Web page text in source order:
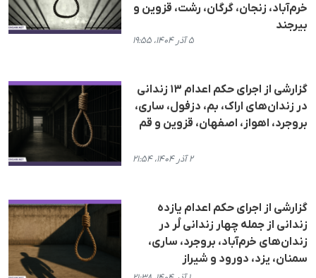
خرم‌آباد، زنجان، گرگان، رشت، قزوین و
بیرجند
۵ آذر ۱۴۰۴، ۱۹:۵۵
گزارشی از اجرای حکم اعدام ۱۳ زندانی
در زندان‌های اراک، بم، دزفول، ساری،
بروجرد، اهواز، اصفهان، قزوین و قم
۲ آذر ۱۴۰۴، ۲۱:۵۴
گزارشی از اجرای حکم اعدام یازدە
زندانی از جملە چهار زندانی لُر در
زندان‌های خرم‌آباد، بروجرد، ساری،
سمنان، یزد، دورود و شیراز